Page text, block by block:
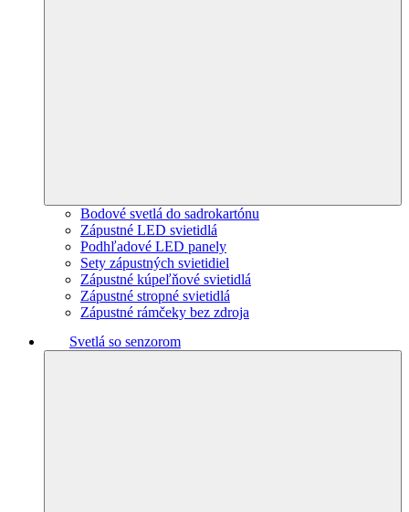
Bodové svetlá do sadrokartónu
Zápustné LED svietidlá
Podhľadové LED panely
Sety zápustných svietidiel
Zápustné kúpeľňové svietidlá
Zápustné stropné svietidlá
Zápustné rámčeky bez zdroja
Svetlá so senzorom